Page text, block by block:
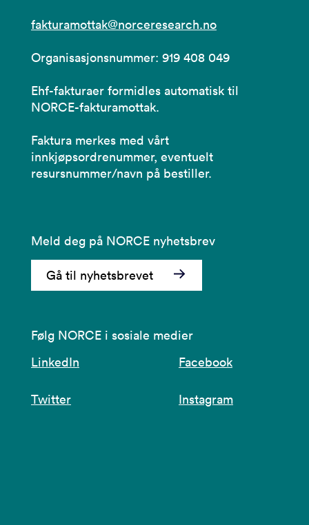
fakturamottak@norceresearch.no
Organisasjonsnummer: 919 408 049
Ehf-fakturaer formidles automatisk til
NORCE-fakturamottak.
Faktura merkes med vårt
innkjøpsordrenummer, eventuelt
resursnummer/navn på bestiller.
Meld deg på NORCE nyhetsbrev
Gå til nyhetsbrevet
Følg NORCE i sosiale medier
LinkedIn
Facebook
Twitter Instagram